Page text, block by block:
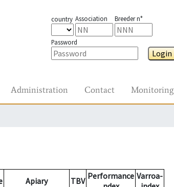
country Association Breeder n°
Password
Login
Administration Contact Monitoring
Apiary TBV Performance Varroa-